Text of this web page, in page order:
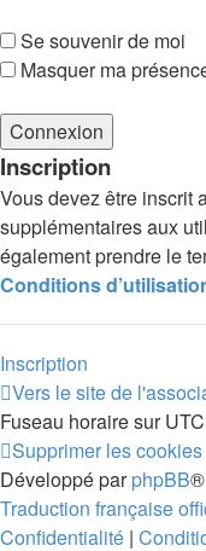
Se souvenir de moi
Masquer ma
Inscription
Vous devez être inscrit
supplémentaires aux
également prendre le
Conditions
Inscription
Vers le site de
Fuseau horaire sur
Supprimer les cookies
Développé parphpBB®
Traduction française
Confidentialité |